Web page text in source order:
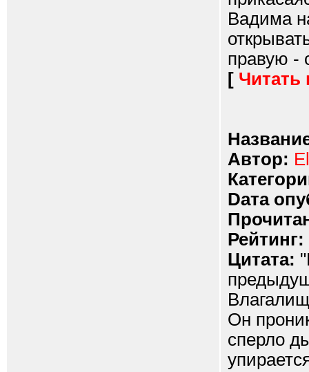
Вадима
правую -
[ Читать
Автор:
Dата
Рейтинг:
Цитата:
Он
сперло